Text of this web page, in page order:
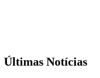
Últimas Notícias